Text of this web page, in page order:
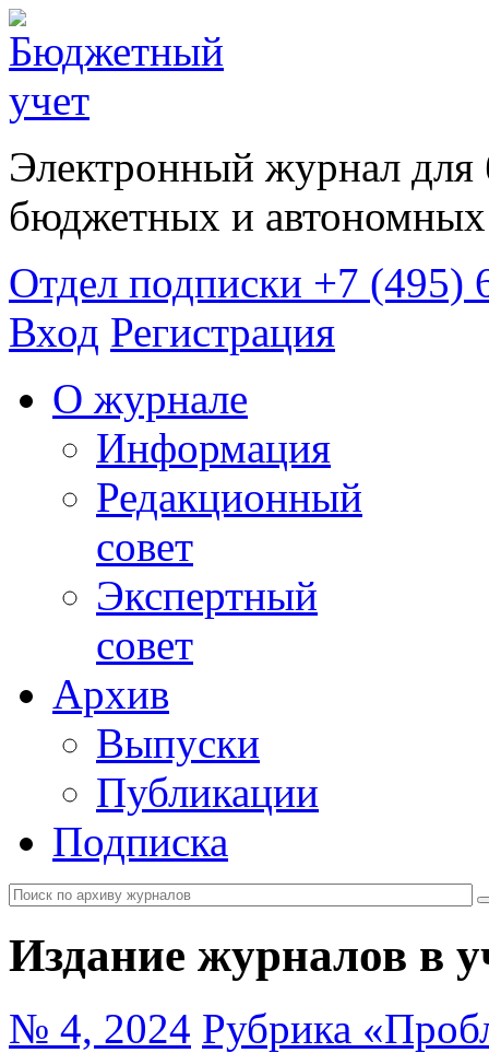
Электронный журнал для
бюджетных и
Отдел подписки +7 (495)
Вход Регистрация
О журнале
Информация
Редакционный
совет
Экспертный
совет
Архив
Выпуски
Публикации
Подписка
Издание журналов в
№ 4, 2024 Рубрика